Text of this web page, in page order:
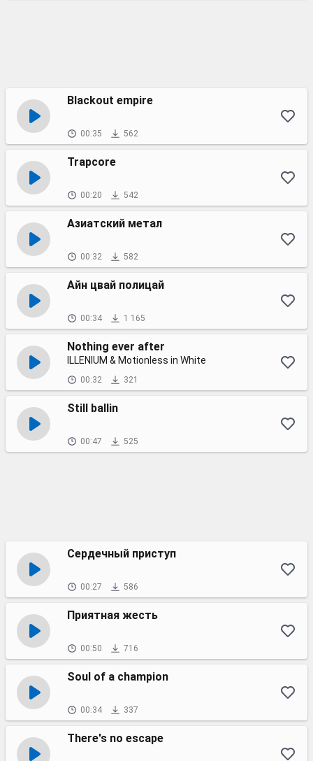
Blackout empire
00:35 562
Trapcore
00:20 542
Азиатский метал
00:32 582
Айн цвай полицай
00:34 1 165
Nothing ever after
ILLENIUM & Motionless in White
00:32 321
Still ballin
00:47 525
Сердечный приступ
00:27 586
Приятная жесть
00:50 716
Soul of a champion
00:34 337
There's no escape